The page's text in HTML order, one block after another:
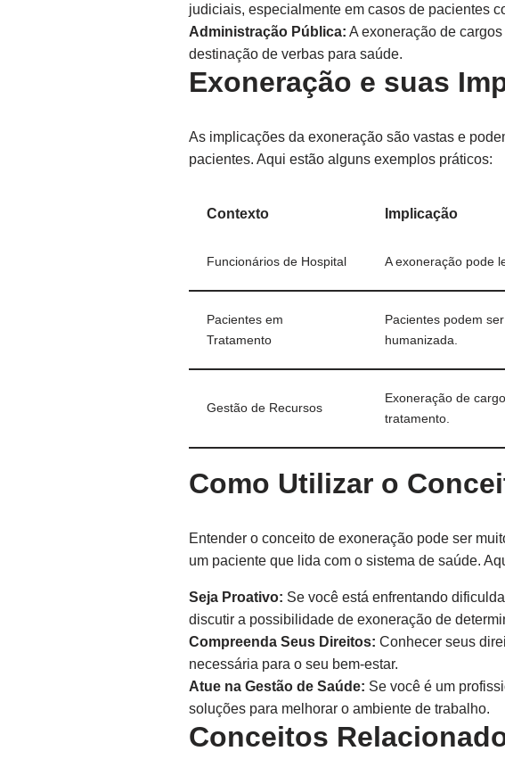
judiciais, especialmente em casos de pacientes
Administração Pública: A exoneração de
destinação de verbas para saúde.
Exoneração e suas
As implicações da exoneração são vastas e
pacientes. Aqui estão alguns exemplos práticos:
Contexto Implicação
Funcionários de Hospital A exoneração pode
Pacientes em
Tratamento
Pacientes podem
humanizada.
Gestão de Recursos
Exoneração de
tratamento.
Como Utilizar o
Entender o conceito de exoneração pode ser
um paciente que lida com o sistema de saúde.
Seja Proativo: Se você está enfrentando
discutir a possibilidade de exoneração de
Compreenda Seus Direitos: Conhecer seus
necessária para o seu bem-estar.
Atue na Gestão de Saúde: Se você é um
soluções para melhorar o ambiente de trabalho.
Conceitos